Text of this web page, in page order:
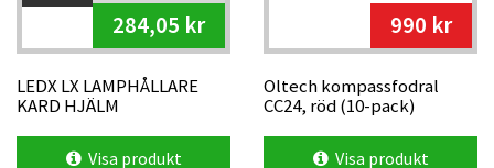
284,05 kr
LEDX LX LAMPHÅLLARE
KARD HJÄLM
Visa produkt
990 kr
Oltech kompassfodral
CC24, röd (10-pack)
Visa produkt